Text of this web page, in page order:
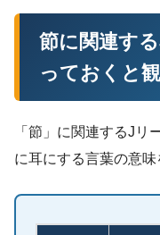
節に関連す
っておくと
「節」に関連するJリ
に耳にする言葉の意味